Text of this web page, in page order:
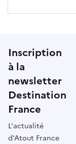
Inscription
à la
newsletter
Destination
France
L'actualité
d'Atout France